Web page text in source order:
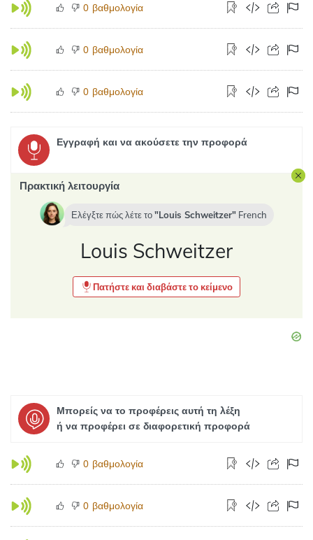
0 βαθμολογία
0 βαθμολογία
0 βαθμολογία
Εγγραφή και να ακούσετε την προφορά
Πρακτική λειτουργία
Ελέγξτε πώς λέτε το Louis Schweitzer French
Louis Schweitzer
Πατήστε και διαβάστε το κείμενο
Μπορείς να το προφέρεις αυτή τη λέξη
ή να προφέρει σε διαφορετική προφορά
0 βαθμολογία
0 βαθμολογία